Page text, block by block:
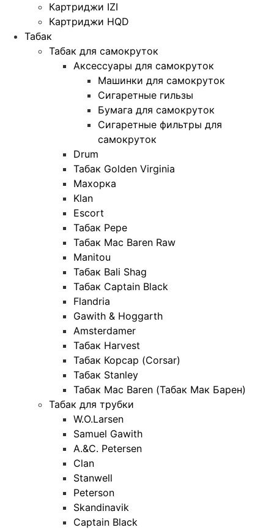
Картриджи IZI
Картриджи HQD
Табак
Табак для самокруток
Аксессуары для самокруток
Машинки для самокруток
Сигаретные гильзы
Бумага для самокруток
Сигаретные фильтры для
самокруток
Drum
Табак Golden Virginia
Махорка
Klan
Escort
Табак Pepe
Табак Mac Baren Raw
Manitou
Табак Bali Shag
Табак Captain Black
Flandria
Gawith & Hoggarth
Amsterdamer
Табак Harvest
Табак Корсар (Corsar)
Табак Stanley
Табак Mac Baren (Табак Мак Барен)
Табак для трубки
W.O.Larsen
Samuel Gawith
A.&C. Petersen
Clan
Stanwell
Peterson
Skandinavik
Captain Black